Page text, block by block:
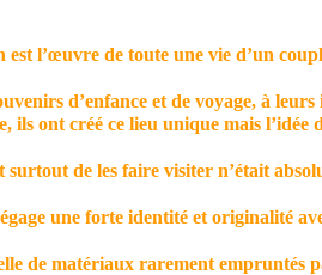
est l’œuvre de toute une vie d’un
d’enfance et de voyage, à leurs
ils ont créé ce lieu unique mais l’idée
surtout de les faire visiter n’était
une forte identité et originalité
de matériaux rarement empruntés